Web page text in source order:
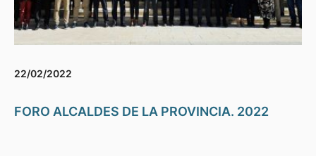
22/02/2022
FORO ALCALDES DE LA PROVINCIA. 2022